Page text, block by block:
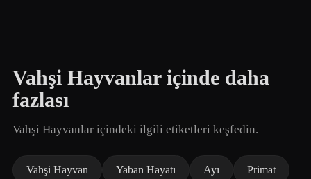
Vahşi Hayvanlar içinde daha
fazlası
Vahşi Hayvanlar içindeki ilgili etiketleri keşfedin.
Vahşi Hayvan Yaban Hayatı Ayı Primat